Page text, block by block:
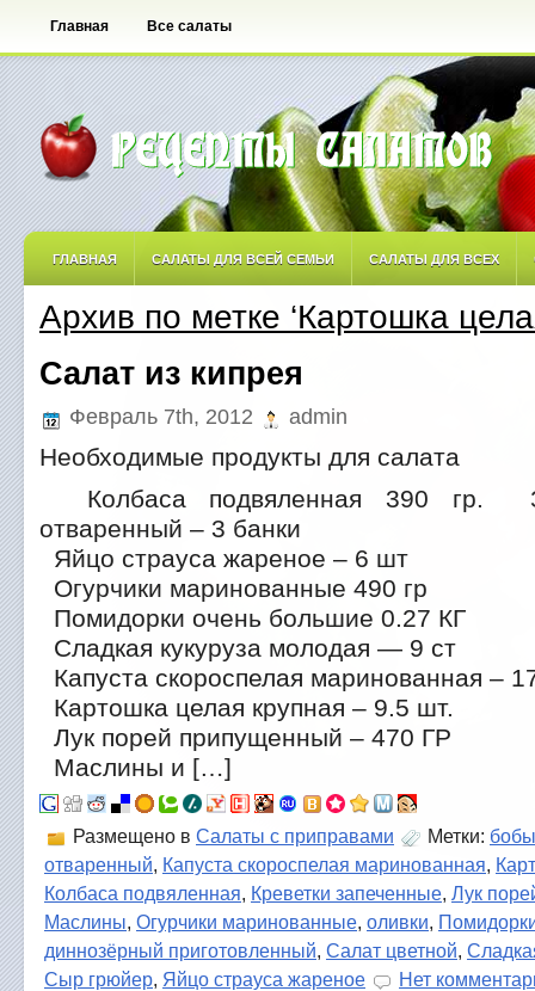
Главная Все салаты
ГЛАВНАЯ САЛАТЫ ДЛЯ ВСЕЙ СЕМЬИ САЛАТЫ ДЛЯ ВСЕХ
САЛАТЫ ОСТРЫЕ САЛАТЫ ПО АВТОРСКИМ РЕЦЕПТАМ
САЛАТЫ С ФРУКТАМИ
Архив по метке ‘Картошка
Салат из кипрея
Февраль 7th, 2012 admin
Необходимые продукты для салата
Колбаса подвяленная 390 гр.
отваренный – 3 банки
Яйцо страуса жареное – 6 шт
Огурчики маринованные 490 гр
Помидорки очень большие 0.27 КГ
Сладкая кукуруза молодая — 9 ст
Капуста скороспелая маринованная –
Картошка целая крупная – 9.5 шт.
Лук порей припущенный – 470 ГР
Маслины и […]
Размещено в Салаты с приправами Метки: бобы
отваренный, Капуста скороспелая маринованная,
Колбаса подвяленная, Креветки запеченные, Лук
Маслины, Огурчики маринованные, оливки,
диннозёрный приготовленный, Салат цветной,
Сыр грюйер, Яйцо страуса жареное Нет